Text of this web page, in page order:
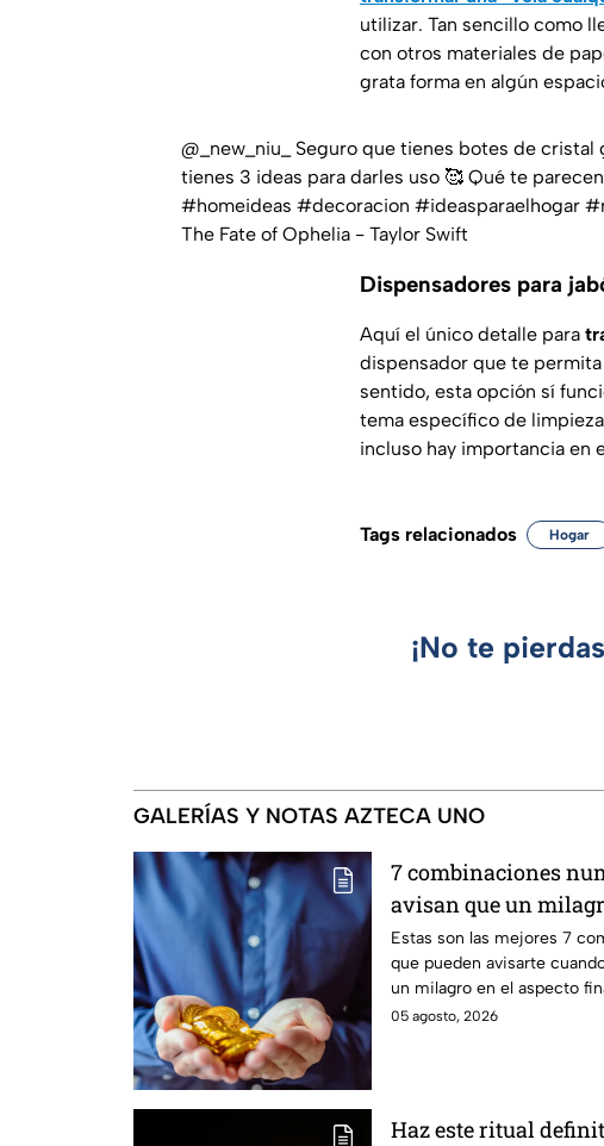
utilizar. Tan sencillo como
con otros materiales de
grata forma en algún
@_new_niu_
Seguro que tienes botes de cristal
tienes 3 ideas para darles uso 🥰 Qué te
#homeideas #decoracion #ideasparaelhogar
The Fate of Ophelia - Taylor Swift
Dispensadores para
Aquí el único detalle para
dispensador que te
sentido, esta opción sí
tema específico de
incluso hay importancia en
Tags relacionados Hogar
¡No te
GALERÍAS Y NOTAS AZTECA UNO
7 combinaciones
avisan que un
en camino
Estas son las mejores 7
que pueden avisarte
un milagro en el aspecto
05 agosto, 2026
Haz este ritual